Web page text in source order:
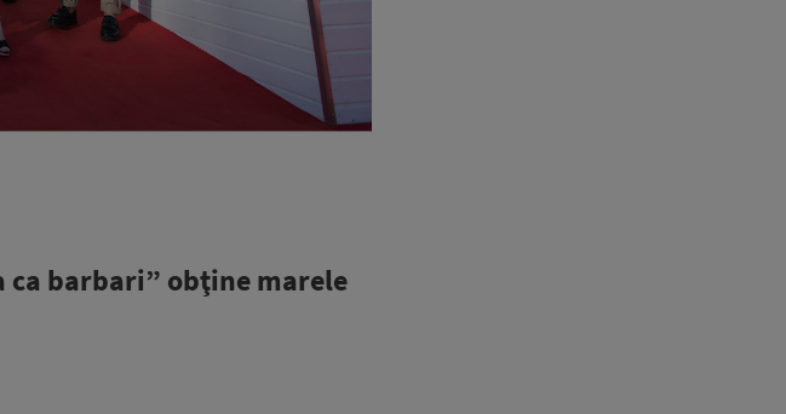
barbari” obţine marele